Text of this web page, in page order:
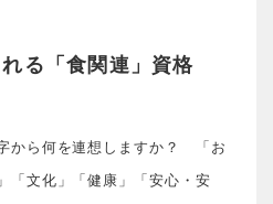
る「食関連」資格
から何を連想しますか？ 「お
「文化」「健康」「安心・安